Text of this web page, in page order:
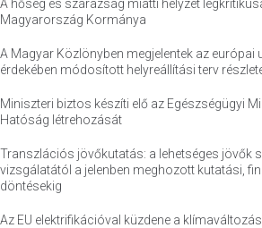
A hőség és szárazság miatti helyzet
Magyarország Kormánya
A Magyar Közlönyben megjelentek az
érdekében módosított helyreállítási terv
Miniszteri biztos készíti elő az Egészségügyi
Hatóság létrehozását
Transzlációs jövőkutatás: a lehetséges jövők
vizsgálatától a jelenben meghozott kutatási,
döntésekig
Az EU elektrifikációval küzdene a